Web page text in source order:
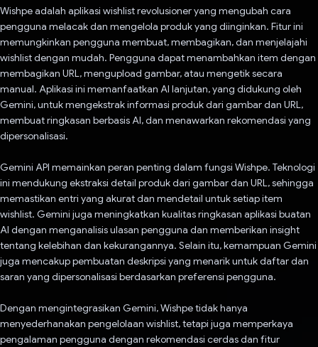
Wishpe adalah aplikasi wishlist revolusioner yang mengubah cara
pengguna melacak dan mengelola produk yang diinginkan. Fitur ini
memungkinkan pengguna membuat, membagikan, dan menjelajahi
wishlist dengan mudah. Pengguna dapat menambahkan item dengan
membagikan URL, mengupload gambar, atau mengetik secara
manual. Aplikasi ini memanfaatkan AI lanjutan, yang didukung oleh
Gemini, untuk mengekstrak informasi produk dari gambar dan URL,
membuat ringkasan berbasis AI, dan menawarkan rekomendasi yang
dipersonalisasi.
Gemini API memainkan peran penting dalam fungsi Wishpe. Teknologi
ini mendukung ekstraksi detail produk dari gambar dan URL, sehingga
memastikan entri yang akurat dan mendetail untuk setiap item
wishlist. Gemini juga meningkatkan kualitas ringkasan aplikasi buatan
AI dengan menganalisis ulasan pengguna dan memberikan insight
tentang kelebihan dan kekurangannya. Selain itu, kemampuan Gemini
juga mencakup pembuatan deskripsi yang menarik untuk daftar dan
saran yang dipersonalisasi berdasarkan preferensi pengguna.
Dengan mengintegrasikan Gemini, Wishpe tidak hanya
menyederhanakan pengelolaan wishlist, tetapi juga memperkaya
pengalaman pengguna dengan rekomendasi cerdas dan fitur